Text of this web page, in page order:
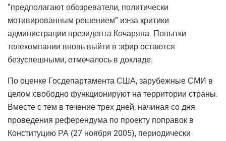
“предполагают обозреватели, политически
мотивированным решением” из-за критики
администрации президента Кочаряна. Попытки
телекомпании вновь выйти в эфир остаются
безуспешными, отмечалось в докладе.
По оценке Госдепартамента США, зарубежные СМИ в
целом свободно функционируют на территории страны.
Вместе с тем в течение трех дней, начиная со дня
проведения референдума по проекту поправок в
Конституцию РА (27 ноября 2005), периодически